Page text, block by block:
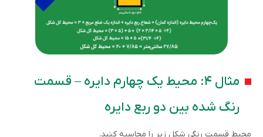
مثال ۴: محیط یک چهارم دایره – قسمت
رنگ شده بین دو ربع دایره
محیط قسمت رنگی شکل زیر را محاسبه کنید.